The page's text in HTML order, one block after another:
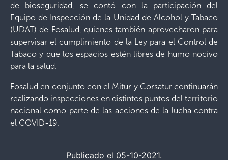
de bioseguridad, se contó con la participación del
Equipo de Inspección de la Unidad de Alcohol y Tabaco
(UDAT) de Fosalud, quienes también aprovecharon para
supervisar el cumplimiento de la Ley para el Control de
Tabaco y que los espacios estén libres de humo nocivo
para la salud.
Fosalud en conjunto con el Mitur y Corsatur continuarán
realizando inspecciones en distintos puntos del territorio
nacional como parte de las acciones de la lucha contra
el COVID-19.
Publicado el 05-10-2021.